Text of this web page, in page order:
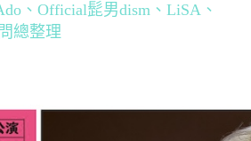
、Official髭男dism、LiSA、
總整理